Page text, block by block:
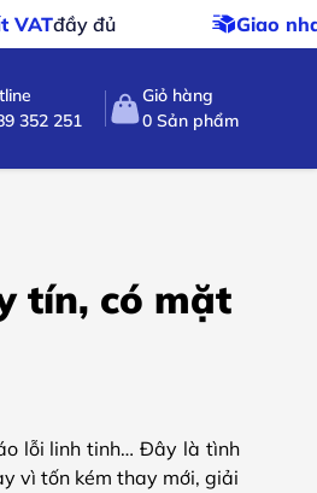
Giao nhanh – giao miễn phí
352 251
Giỏ hàng
0 Sản phẩm
tín, có mặt
lỗi linh tinh… Đây là tình
vì tốn kém thay mới, giải